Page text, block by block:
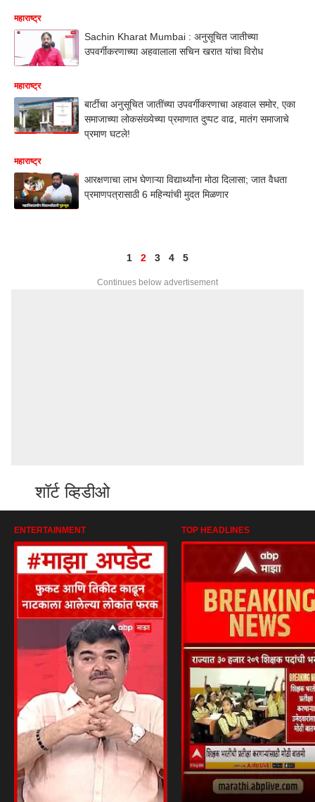
महाराष्ट्र
Sachin Kharat Mumbai : अनुसूचित जातीच्या
उपवर्गीकरणाच्या अहवालाला सचिन खरात यांचा विरोध
महाराष्ट्र
बार्टीचा अनुसूचित जातींच्या उपवर्गीकरणाचा अहवाल समोर, एका
समाजाच्या लोकसंख्येच्या प्रमाणात दुप्पट वाढ, मातंग समाजाचे
प्रमाण घटले!
महाराष्ट्र
आरक्षणाचा लाभ घेणाऱ्या विद्यार्थ्यांना मोठा दिलासा; जात वैधता
प्रमाणपत्रासाठी 6 महिन्यांची मुदत मिळणार
1 2 3 4 5
Continues below advertisement
शॉर्ट व्हिडीओ
ENTERTAINMENT TOP HEADLINES